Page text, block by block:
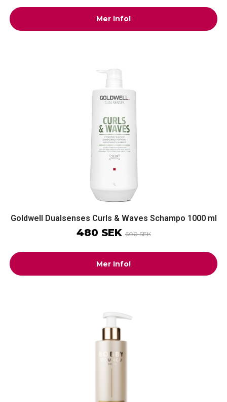
Mer Info!
Goldwell Dualsenses Curls & Waves Schampo 1000 ml
480 SEK600 SEK
Mer Info!